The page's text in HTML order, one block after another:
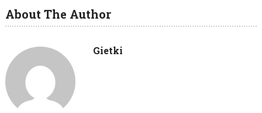
About The Author
Gietki